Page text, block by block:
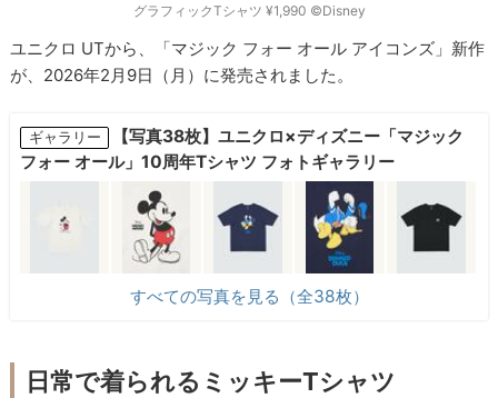
グラフィックTシャツ ¥1,990 ©Disney
ユニクロ UTから、「マジック フォー オール アイコンズ」新作
が、2026年2月9日（月）に発売されました。
ギャラリー
【写真38枚】ユニクロ×ディズニー「マジック
フォー オール」10周年Tシャツ フォトギャラリー
すべての写真を見る（全38枚）
日常で着られるミッキーTシャツ